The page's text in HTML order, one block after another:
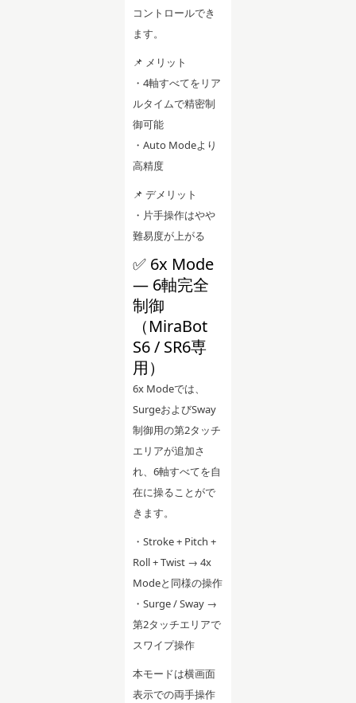
コントロールでき
ます。
📌 メリット
・4軸すべてをリア
ルタイムで精密制
御可能
・Auto Modeより
高精度
📌 デメリット
・片手操作はやや
難易度が上がる
✅ 6x Mode
— 6軸完全
制御
（MiraBot
S6 / SR6専
用）
6x Modeでは、
SurgeおよびSway
制御用の第2タッチ
エリアが追加さ
れ、6軸すべてを自
在に操ることがで
きます。
・Stroke + Pitch +
Roll + Twist → 4x
Modeと同様の操作
・Surge / Sway →
第2タッチエリアで
スワイプ操作
本モードは横画面
表示での両手操作